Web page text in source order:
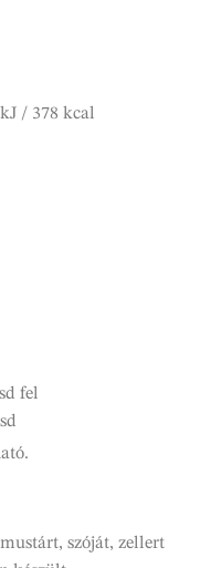
/ 378 kcal
fel
szóját, zellert